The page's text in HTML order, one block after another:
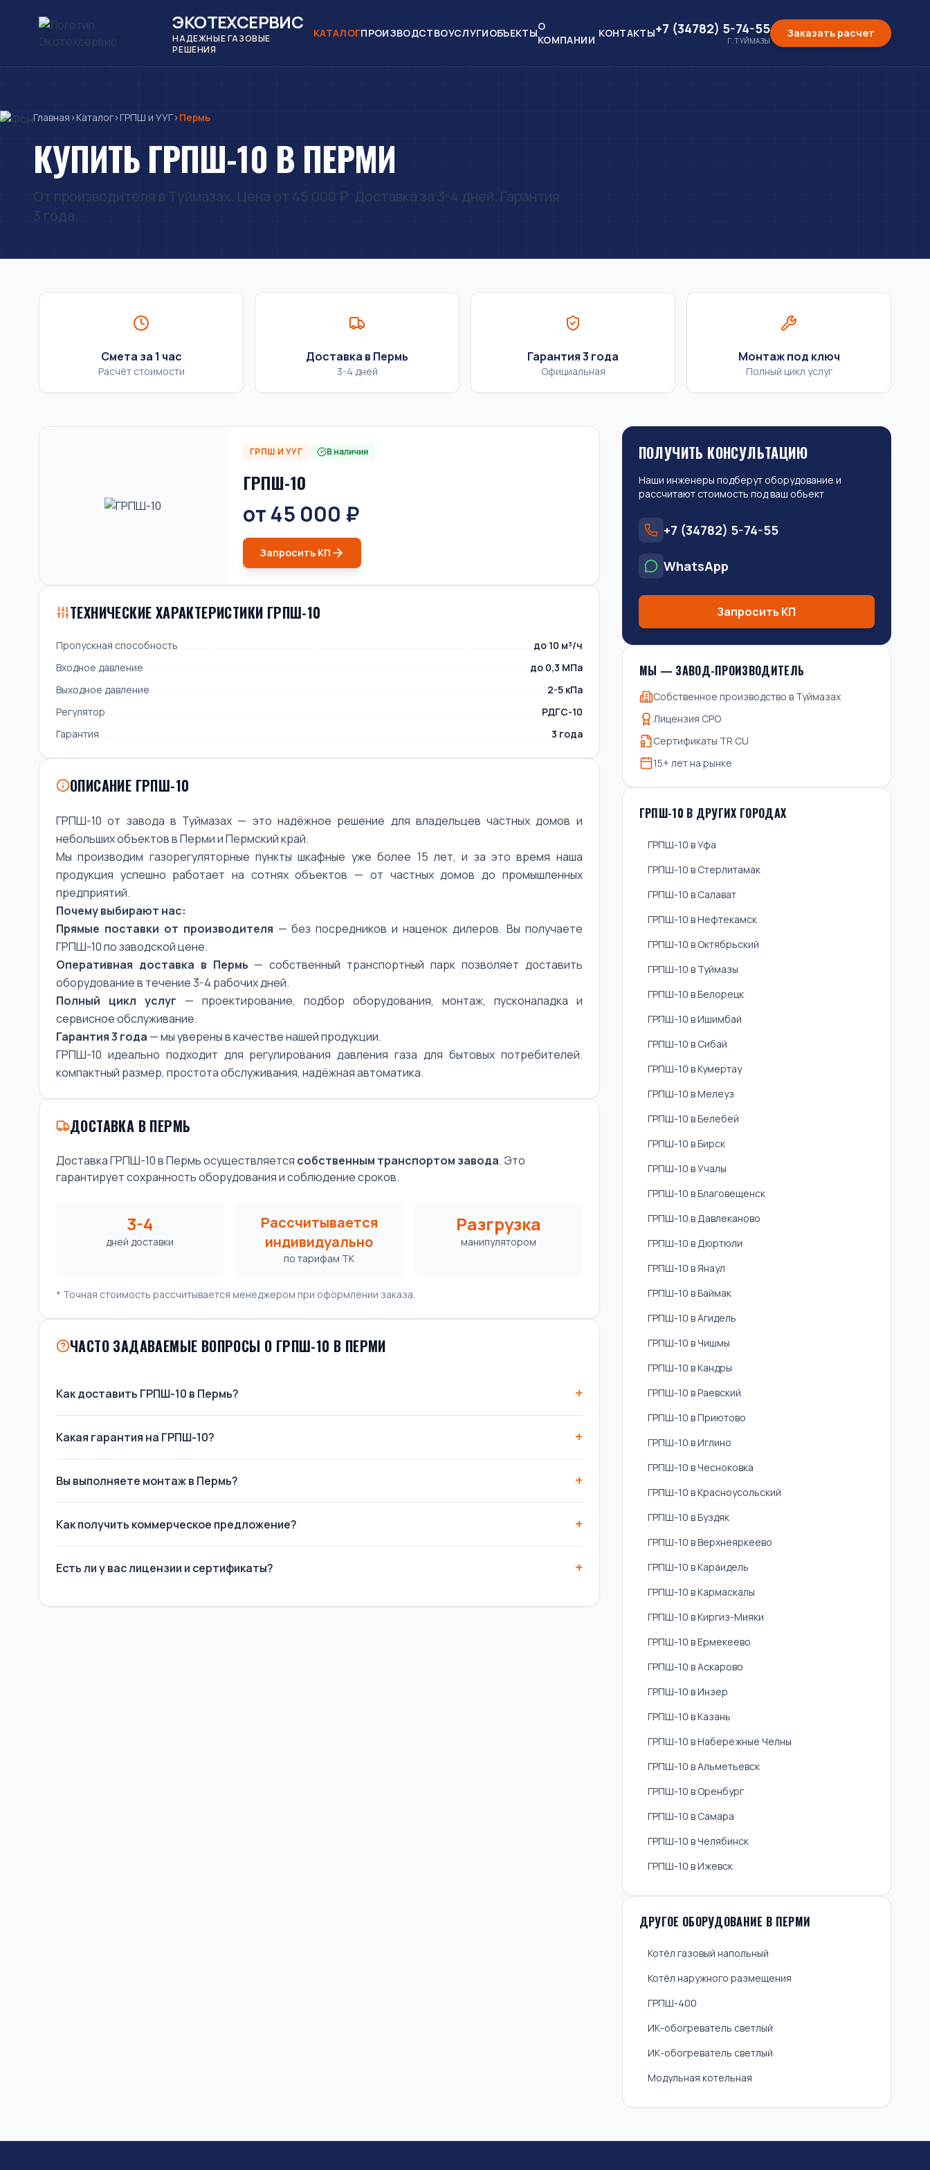
ЭКОТЕХСЕРВИС
НАДЕЖНЫЕ ГАЗОВЫЕ
РЕШЕНИЯ
КАТАЛОГПРОИЗВОДСТВОУСЛУГИОБЪЕКТЫ
О
КОМПАНИИ
КОНТАКТЫ+7 (34782) 5-74-55
Г. ТУЙМАЗЫ
Заказать расчет
Главная ›Каталог›ГРПШ и УУГ›Пермь
КУПИТЬ ГРПШ-10 В ПЕРМИ
От производителя в Туймазах. Цена от 45 000 ₽. Доставка за 3-4 дней. Гарантия
3 года.
Смета за 1 час
Расчёт стоимости
Доставка в Пермь
3-4 дней
Гарантия 3 года
Официальная
Монтаж под ключ
Полный цикл услуг
ГРПШ И УУГ В наличии
ГРПШ-10
от 45 000 ₽
Запросить КП
ТЕХНИЧЕСКИЕ ХАРАКТЕРИСТИКИ ГРПШ-10
Пропускная способность
до 10 м³/ч
Входное давление
до 0,3 МПа
Выходное давление
2-5 кПа
Регулятор
РДГС-10
Гарантия
3 года
ОПИСАНИЕ ГРПШ-10
ГРПШ-10 от завода в Туймазах — это надёжное решение для владельцев частных домов и
небольших объектов в Перми и Пермский край.
Мы производим газорегуляторные пункты шкафные уже более 15 лет, и за это время наша
продукция успешно работает на сотнях объектов — от частных домов до промышленных
предприятий.
Почему выбирают нас:
Прямые поставки от производителя — без посредников и наценок дилеров. Вы получаете
ГРПШ-10 по заводской цене.
Оперативная доставка в Пермь — собственный транспортный парк позволяет доставить
оборудование в течение 3-4 рабочих дней.
Полный цикл услуг — проектирование, подбор оборудования, монтаж, пусконаладка и
сервисное обслуживание.
Гарантия 3 года — мы уверены в качестве нашей продукции.
ГРПШ-10 идеально подходит для регулирования давления газа для бытовых потребителей.
компактный размер, простота обслуживания, надёжная автоматика.
ДОСТАВКА В ПЕРМЬ
Доставка ГРПШ-10 в Пермь осуществляется собственным транспортом завода. Это
гарантирует сохранность оборудования и соблюдение сроков.
3-4
дней доставки
Рассчитывается
индивидуально
по тарифам ТК
Разгрузка
манипулятором
* Точная стоимость рассчитывается менеджером при оформлении заказа.
ЧАСТО ЗАДАВАЕМЫЕ ВОПРОСЫ О ГРПШ-10 В ПЕРМИ
Как доставить ГРПШ-10 в Пермь?
Какая гарантия на ГРПШ-10?
Вы выполняете монтаж в Пермь?
Как получить коммерческое предложение?
Есть ли у вас лицензии и сертификаты?
ПОЛУЧИТЬ КОНСУЛЬТАЦИЮ
Наши инженеры подберут оборудование и
рассчитают стоимость под ваш объект
+7 (34782) 5-74-55
WhatsApp
Запросить КП
МЫ — ЗАВОД-ПРОИЗВОДИТЕЛЬ
Собственное производство в Туймазах
Лицензия СРО
Сертификаты TR CU
15+ лет на рынке
ГРПШ-10 В ДРУГИХ ГОРОДАХ
ГРПШ-10 в Уфа
ГРПШ-10 в Стерлитамак
ГРПШ-10 в Салават
ГРПШ-10 в Нефтекамск
ГРПШ-10 в Октябрьский
ГРПШ-10 в Туймазы
ГРПШ-10 в Белорецк
ГРПШ-10 в Ишимбай
ГРПШ-10 в Сибай
ГРПШ-10 в Кумертау
ГРПШ-10 в Мелеуз
ГРПШ-10 в Белебей
ГРПШ-10 в Бирск
ГРПШ-10 в Учалы
ГРПШ-10 в Благовещенск
ГРПШ-10 в Давлеканово
ГРПШ-10 в Дюртюли
ГРПШ-10 в Янаул
ГРПШ-10 в Баймак
ГРПШ-10 в Агидель
ГРПШ-10 в Чишмы
ГРПШ-10 в Кандры
ГРПШ-10 в Раевский
ГРПШ-10 в Приютово
ГРПШ-10 в Иглино
ГРПШ-10 в Чесноковка
ГРПШ-10 в Красноусольский
ГРПШ-10 в Буздяк
ГРПШ-10 в Верхнеяркеево
ГРПШ-10 в Караидель
ГРПШ-10 в Кармаскалы
ГРПШ-10 в Киргиз-Мияки
ГРПШ-10 в Ермекеево
ГРПШ-10 в Аскарово
ГРПШ-10 в Инзер
ГРПШ-10 в Казань
ГРПШ-10 в Набережные Челны
ГРПШ-10 в Альметьевск
ГРПШ-10 в Оренбург
ГРПШ-10 в Самара
ГРПШ-10 в Челябинск
ГРПШ-10 в Ижевск
ДРУГОЕ ОБОРУДОВАНИЕ В ПЕРМИ
Котёл газовый напольный
Котёл наружного размещения
ГРПШ-400
ИК-обогреватель светлый
ИК-обогреватель светлый
Модульная котельная